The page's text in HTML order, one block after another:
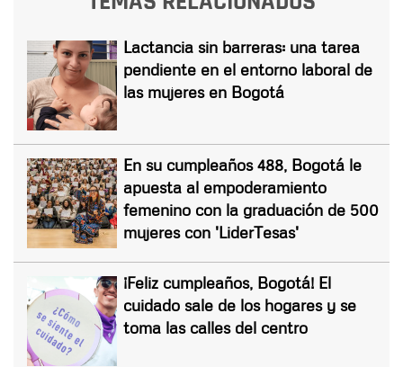
Lactancia sin barreras: una tarea
pendiente en el entorno laboral de
las mujeres en Bogotá
En su cumpleaños 488, Bogotá le
apuesta al empoderamiento
femenino con la graduación de 500
mujeres con 'LiderTesas'
¡Feliz cumpleaños, Bogotá! El
cuidado sale de los hogares y se
toma las calles del centro